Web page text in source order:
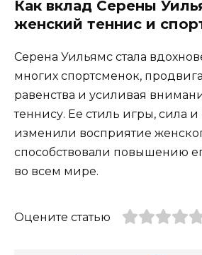
Как вклад Серены
женский теннис и
Серена Уильямс стала
многих спортсменок,
равенства и усиливая
теннису. Ее стиль игры, сила и
изменили восприятие
способствовали повышению
во всем мире.
Оцените статью